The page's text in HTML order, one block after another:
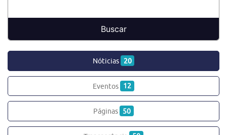
Nóticias 20
Eventos 12
Páginas 50